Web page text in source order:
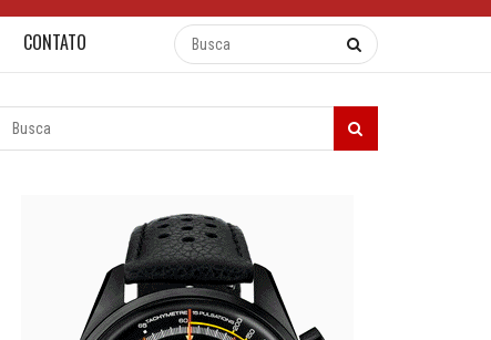
CONTATO